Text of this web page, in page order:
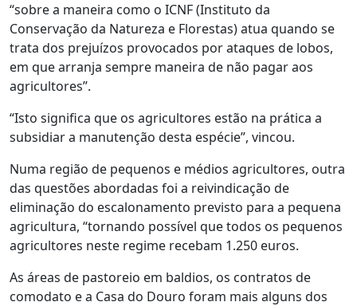
“sobre a maneira como o ICNF (Instituto da
Conservação da Natureza e Florestas) atua quando se
trata dos prejuízos provocados por ataques de lobos,
em que arranja sempre maneira de não pagar aos
agricultores”.
“Isto significa que os agricultores estão na prática a
subsidiar a manutenção desta espécie”, vincou.
Numa região de pequenos e médios agricultores, outra
das questões abordadas foi a reivindicação de
eliminação do escalonamento previsto para a pequena
agricultura, “tornando possível que todos os pequenos
agricultores neste regime recebam 1.250 euros.
As áreas de pastoreio em baldios, os contratos de
comodato e a Casa do Douro foram mais alguns dos